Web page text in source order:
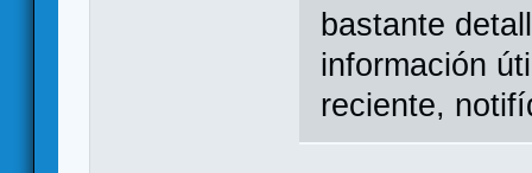
bastante
información
reciente,